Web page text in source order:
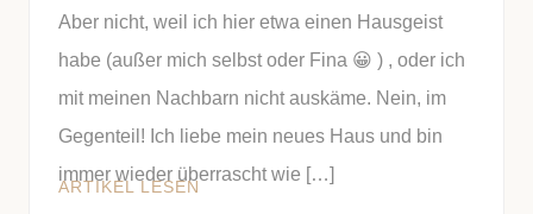
Aber nicht, weil ich hier etwa einen Hausgeist
habe (außer mich selbst oder Fina 😀 ) , oder ich
mit meinen Nachbarn nicht auskäme. Nein, im
Gegenteil! Ich liebe mein neues Haus und bin
immer wieder überrascht wie […]
ARTIKEL LESEN